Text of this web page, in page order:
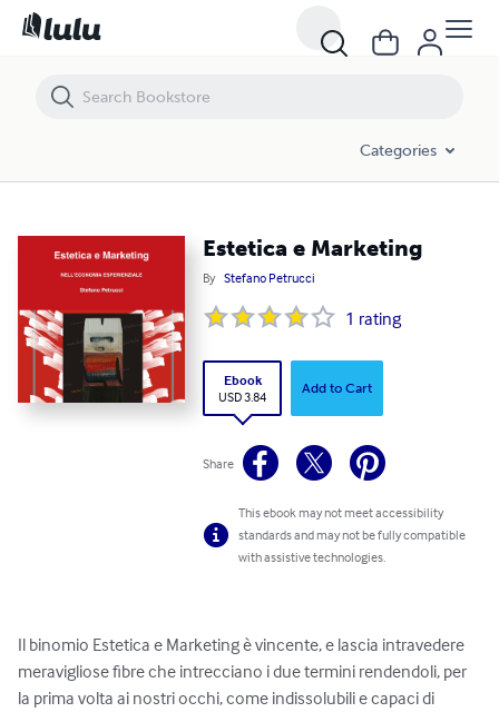
Categories
Estetica e Marketing
By Stefano Petrucci
1 rating
Ebook
USD 3.84
Add to Cart
Share
This ebook may not meet accessibility
standards and may not be fully compatible
with assistive technologies.
Il binomio Estetica e Marketing è vincente, e lascia intravedere
meravigliose fibre che intrecciano i due termini rendendoli, per
la prima volta ai nostri occhi, come indissolubili e capaci di
Estetica e Marketing